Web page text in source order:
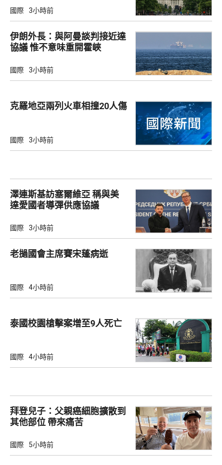
國際 3小時前
伊朗外長：與阿曼談判接近達
協議 惟不意味重開霍峽
國際 3小時前
克羅地亞兩列火車相撞20人傷
國際 3小時前
澤連斯基訪塞爾維亞 稱與美
達愛國者導彈供應協議
國際 3小時前
老撾國會主席賽宋蓬病逝
國際 4小時前
泰國校園槍擊案增至9人死亡
國際 4小時前
拜登兒子：父親癌細胞擴散到
其他部位 帶來痛苦
國際 5小時前